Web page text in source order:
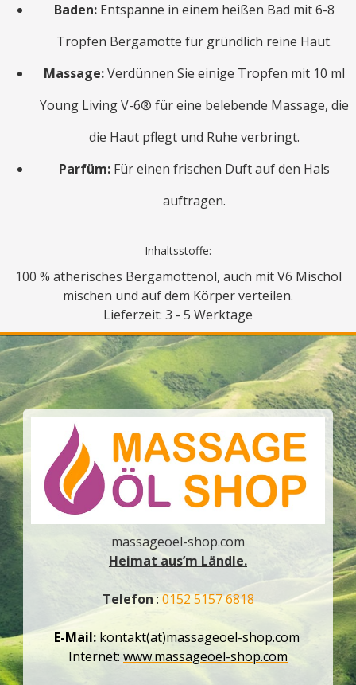
Baden:Entspanne in einem heißen Bad mit 6-8
Tropfen Bergamotte für gründlich reine Haut.
Massage:Verdünnen Sie einige Tropfen mit 10 ml
Young Living V-6® für eine belebende Massage, die
die Haut pflegt und Ruhe verbringt.
Parfüm:Für einen frischen Duft auf den Hals
auftragen.
Inhaltsstoffe:
100 % ätherisches Bergamottenöl, auch mit V6 Mischöl
mischen und auf dem Körper verteilen.
Lieferzeit: 3 - 5 Werktage
massageoel-shop.com
Heimat aus’m Ländle.
Telefon: 0152 5157 6818
E-Mail: kontakt(at)massageoel-shop.com
Internet: www.massageoel-shop.com